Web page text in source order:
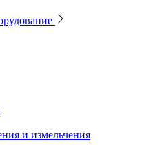
и измельчения